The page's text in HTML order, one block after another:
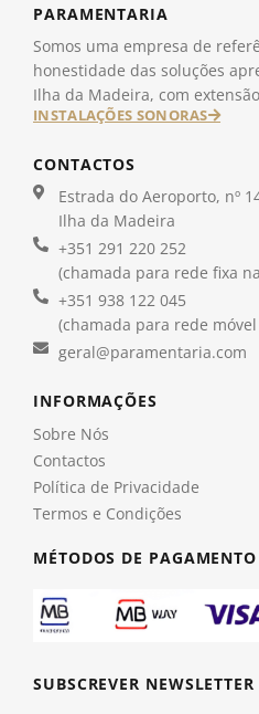
PARAMENTARIA
Somos uma empresa de
honestidade das soluções
Ilha da Madeira, com
INSTALAÇÕES SONORAS
CONTACTOS
Estrada do Aeroporto, nº
Ilha da Madeira
+351 291 220 252
(chamada para rede fixa
+351 938 122 045
(chamada para rede
geral@paramentaria.com
INFORMAÇÕES
Sobre Nós
Contactos
Política de Privacidade
Termos e Condições
MÉTODOS DE PAGAMENTO
SUBSCREVER NEWSLETTER